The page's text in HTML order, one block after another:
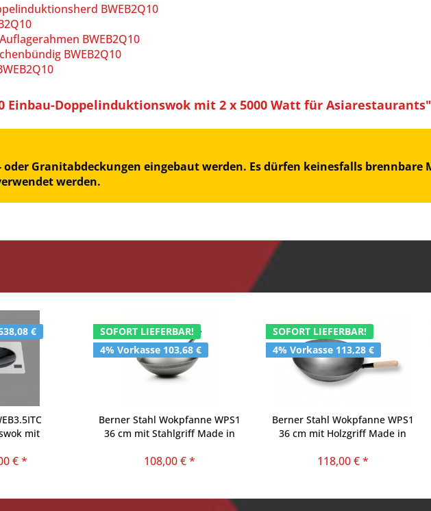
BWEB2Q10
BWEB2Q10
BWEB2Q10
Einbau-Doppelinduktionswok mit 2 x 5000 Watt für Asiarestaurants"
Granitabdeckungen eingebaut werden. Es dürfen keinesfalls brennbare
werden.
€
mit
€ *
SOFORT LIEFERBAR!
4% Vorkasse 103,68 €
Berner Stahl Wokpfanne WPS1
36 cm mit Stahlgriff Made in
108,00 € *
SOFORT LIEFERBAR!
4% Vorkasse 113,28 €
Berner Stahl Wokpfanne WPS1
36 cm mit Holzgriff Made in
118,00 € *